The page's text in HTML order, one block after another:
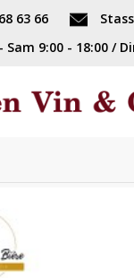
63 66
Sam 9:00 - 18:00 /